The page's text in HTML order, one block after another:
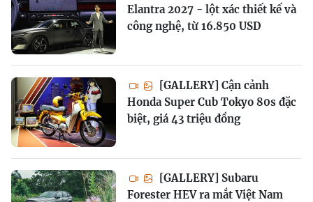
Elantra 2027 - lột xác thiết kế và
công nghệ, từ 16.850 USD
[GALLERY] Cận cảnh
Honda Super Cub Tokyo 80s đặc
biệt, giá 43 triệu đồng
[GALLERY] Subaru
Forester HEV ra mắt Việt Nam